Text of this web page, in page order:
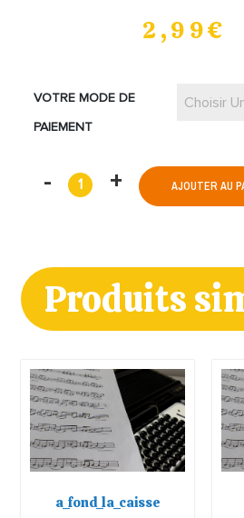
2,99€
VOTRE MODE DE
PAIEMENT
Choisir
AJOUTER AU
Produits
a_fond_la_caisse